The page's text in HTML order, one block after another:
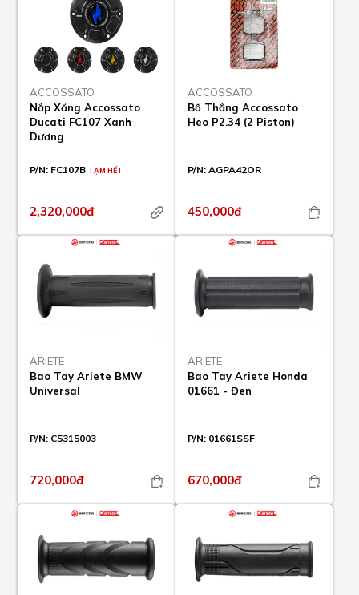
ACCOSSATO
Nắp Xăng Accossato
Ducati FC107 Xanh
Dương
P/N: FC107B TẠM HẾT
2,320,000đ
ACCOSSATO
Bố Thắng Accossato
Heo P2.34 (2 Piston)
P/N: AGPA42OR
450,000đ
ARIETE
Bao Tay Ariete BMW
Universal
P/N: C5315003
720,000đ
ARIETE
Bao Tay Ariete Honda
01661 - Đen
P/N: 01661SSF
670,000đ